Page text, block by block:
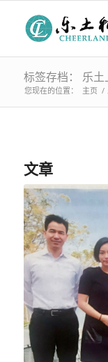
标签存档： 乐
您现在的位置： 主页 /
文章